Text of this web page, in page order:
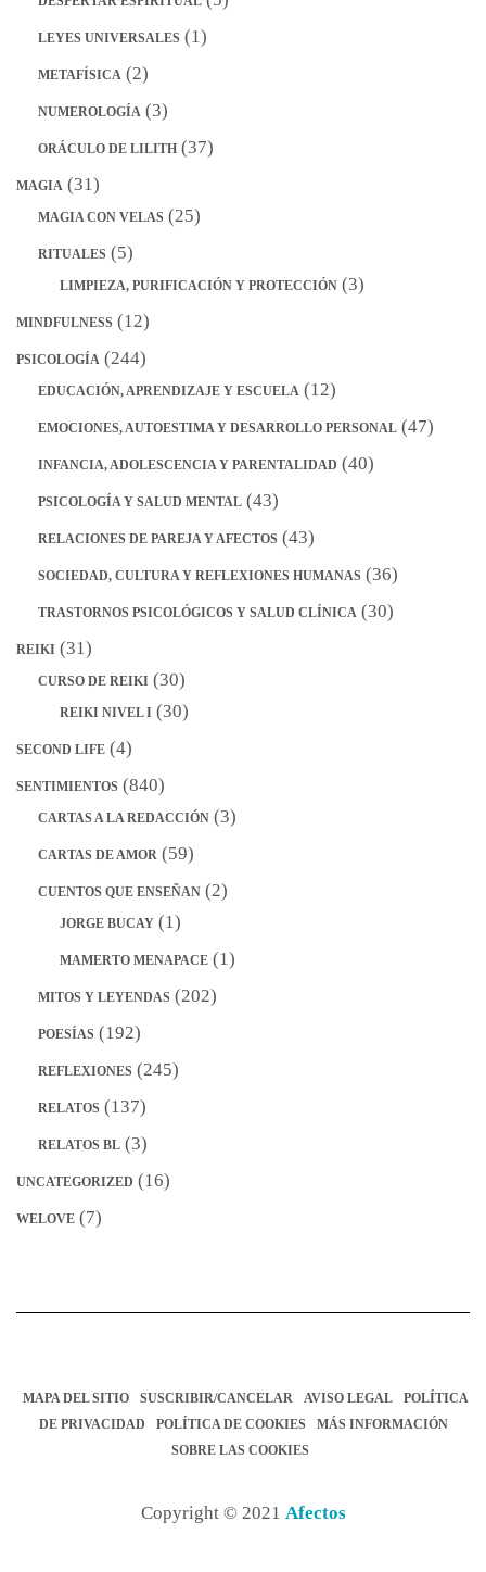
LEYES UNIVERSALES (1)
METAFÍSICA (2)
NUMEROLOGÍA (3)
ORÁCULO DE LILITH (37)
MAGIA (31)
MAGIA CON VELAS (25)
RITUALES (5)
LIMPIEZA, PURIFICACIÓN Y PROTECCIÓN (3)
MINDFULNESS (12)
PSICOLOGÍA (244)
EDUCACIÓN, APRENDIZAJE Y ESCUELA (12)
EMOCIONES, AUTOESTIMA Y DESARROLLO PERSONAL (47)
INFANCIA, ADOLESCENCIA Y PARENTALIDAD (40)
PSICOLOGÍA Y SALUD MENTAL (43)
RELACIONES DE PAREJA Y AFECTOS (43)
SOCIEDAD, CULTURA Y REFLEXIONES HUMANAS (36)
TRASTORNOS PSICOLÓGICOS Y SALUD CLÍNICA (30)
REIKI (31)
CURSO DE REIKI (30)
REIKI NIVEL I (30)
SECOND LIFE (4)
SENTIMIENTOS (840)
CARTAS A LA REDACCIÓN (3)
CARTAS DE AMOR (59)
CUENTOS QUE ENSEÑAN (2)
JORGE BUCAY (1)
MAMERTO MENAPACE (1)
MITOS Y LEYENDAS (202)
POESÍAS (192)
REFLEXIONES (245)
RELATOS (137)
RELATOS BL (3)
UNCATEGORIZED (16)
WELOVE (7)
MAPA DEL SITIO SUSCRIBIR/CANCELAR AVISO LEGAL
POLÍTICA
DE PRIVACIDAD
POLÍTICA DE COOKIES
MÁS INFORMACIÓN
SOBRE LAS COOKIES
Copyright © 2021 Afectos